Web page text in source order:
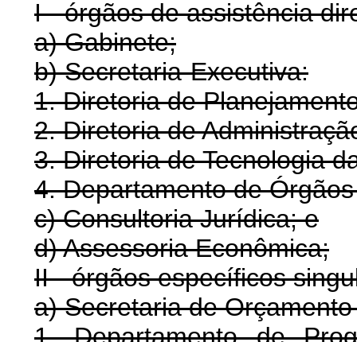
I - órgãos de assistência
a) Gabinete;
b) Secretaria-Executiva:
1. Diretoria de
2. Diretoria de
3. Diretoria de Tecnologia
4. Departamento de
c) Consultoria Jurídica; e
d) Assessoria Econômica;
II - órgãos específicos
a) Secretaria de